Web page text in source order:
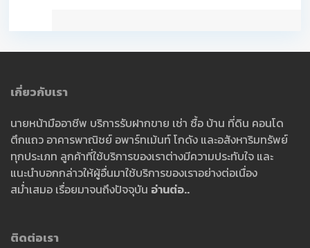
เกี่ยวกับเรา
นายหน้ามืออาชีพ บริการรับฝากขาย เช่า ซื้อ บ้าน ที่ดิน คอนโด
ตึกแถว อาคารพาณิชย์ อพาร์ทเม้นท์ โกดัง และอสังหาริมทรัพย์
ทุกประเภท ลูกค้าที่ใช้บริการของเราต่างมีความประทับใจ และ
แนะนำบอกกล่าวให้ผู้อื่นมาใช้บริการของเราอย่างต่อเนื่อง
สม่ำเสมอ เรื่อยมาจนถึงปัจจุบัน อ่านต่อ..
ติดต่อเรา